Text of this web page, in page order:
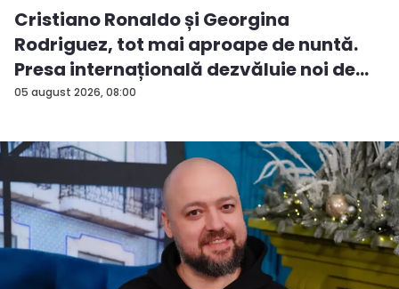
05 august 2026, 08:00
Cristiano Ronaldo și Georgina
Rodriguez, tot mai aproape de nuntă.
Presa internațională dezvăluie noi de...